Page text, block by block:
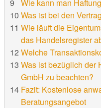
Wie kann man
Was ist bei den
Wie läuft die
das Handelsregister
Welche
Was ist bezüglich der
GmbH zu beachten?
Fazit: Kostenlose
Beratungsangebot